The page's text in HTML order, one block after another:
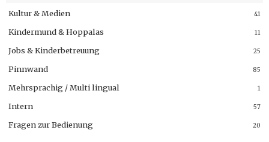
41
Kultur & Medien
11
Kindermund & Hoppalas
25
Jobs & Kinderbetreuung
85
Pinnwand
1
Mehrsprachig / Multi lingual
57
Intern
20
Fragen zur Bedienung